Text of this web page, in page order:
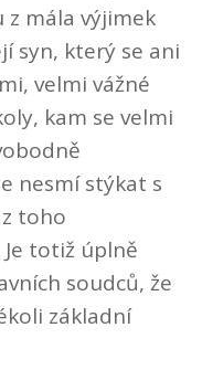
mála výjimek
syn, který se ani
velmi vážné
kam se velmi
nesmí stýkat s
toho
Je totiž úplně
soudců, že
základní